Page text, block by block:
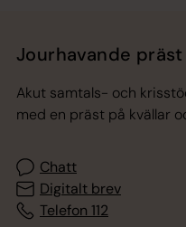
Jourhavande präst
Akut samtals- och
med en präst på kvällar
Chatt
Digitalt brev
Telefon 112